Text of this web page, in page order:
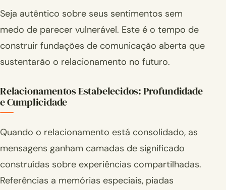
Seja autêntico sobre seus sentimentos sem
medo de parecer vulnerável. Este é o tempo de
construir fundações de comunicação aberta que
sustentarão o relacionamento no futuro.
Relacionamentos Estabelecidos: Profundidade
e Cumplicidade
Quando o relacionamento está consolidado, as
mensagens ganham camadas de significado
construídas sobre experiências compartilhadas.
Referências a memórias especiais, piadas